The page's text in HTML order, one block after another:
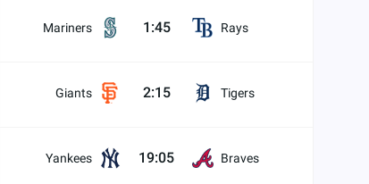
Mariners 1:45 Rays
Giants 2:15 Tigers
Yankees 19:05 Braves